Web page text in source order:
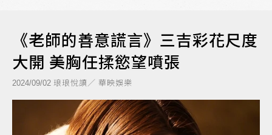
《老師的善意謊言》三吉彩花尺度
大開 美胸任揉慾望噴張
2024/09/02 琅琅悅讀／ 華映娛樂